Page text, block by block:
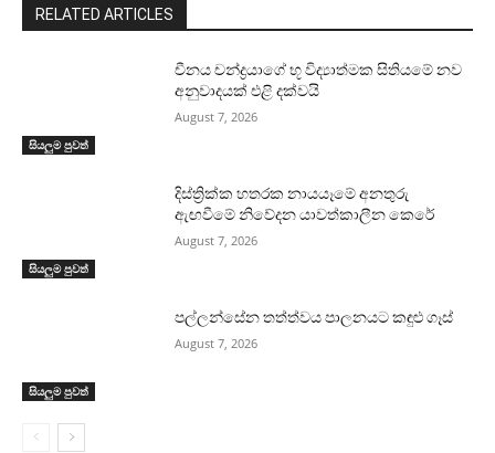
RELATED ARTICLES
සියලුම පුවත්
චීනය චන්ද්‍රයාගේ භූ විද්‍යාත්මක සිතියමේ නව
අනුවාදයක් එළි දක්වයි
August 7, 2026
සියලුම පුවත්
දිස්ත්‍රික්ක හතරක නායයෑමේ අනතුරු
ඇඟවීමේ නිවේදන යාවත්කාලීන කෙරේ
August 7, 2026
සියලුම පුවත්
පල්ලන්සේන තත්ත්වය පාලනයට කඳුළු ගෑස්
August 7, 2026